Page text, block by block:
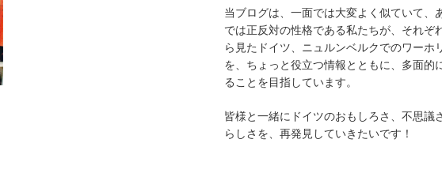
当ブログは、一面では大変よく似ていて、
では正反対の性格である私たちが、それぞ
ら見たドイツ、ニュルンベルクでのワーホ
を、ちょっと役立つ情報とともに、多面的
ることを目指しています。
皆様と一緒にドイツのおもしろさ、不思議
らしさを、再発見していきたいです！